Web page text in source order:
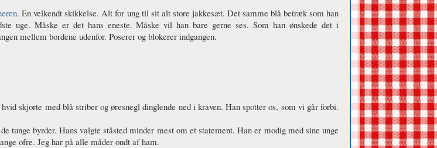
. En velkendt skikkelse. Alt for ung til sit alt store jakkesæt. Det samme blå betræk som han
uge. Måske er det hans eneste. Måske vil han bare gerne ses. Som han ønskede det i
mellem bordene udenfor. Poserer og blokerer indgangen.
skjorte med blå striber og øresnegl dinglende ned i kraven. Han spotter os, som vi går forbi.
tunge byrder. Hans valgte ståsted minder mest om et statement. Han er modig med sine unge
ofre. Jeg har på alle måder ondt af ham.